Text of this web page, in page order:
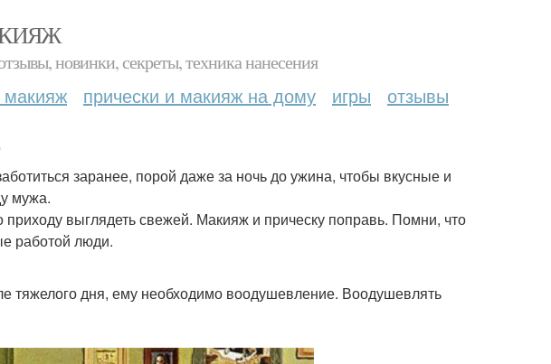
новинки, секреты, техника нанесения
макияж прически и макияж на дому игры отзывы
заранее, порой даже за ночь до ужина, чтобы вкусные и
мужа.
приходу выглядеть свежей. Макияж и прическу поправь. Помни, что
работой люди.
тяжелого дня, ему необходимо воодушевление. Воодушевлять